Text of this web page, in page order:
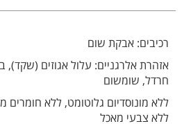
רכיבים: אבקת שום
אזהרת אלרגניים: עלול אגוזים (שקד),
חרדל, שומשום
ללא מונוסדיום גלוטומט, ללא חומרים
ללא צבעי מאכל